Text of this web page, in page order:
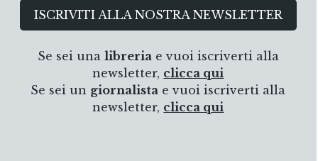
ISCRIVITI ALLA NOSTRA NEWSLETTER
Se sei una libreriae vuoi iscriverti alla
newsletter, clicca qui
Se sei un giornalista e vuoi iscriverti alla
newsletter, clicca qui